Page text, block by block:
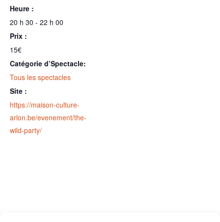
Heure :
20 h 30 - 22 h 00
Prix :
15€
Catégorie d’Spectacle:
Tous les spectacles
Site :
https://maison-culture-
arlon.be/evenement/the-
wild-party/